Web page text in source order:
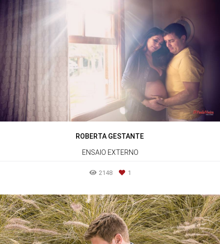
ROBERTA GESTANTE
ENSAIO EXTERNO
2148 1